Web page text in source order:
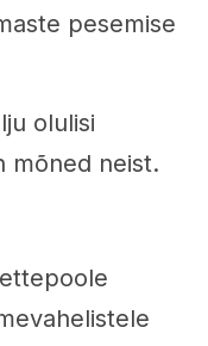
pesemise
olulisi
mõned neist.